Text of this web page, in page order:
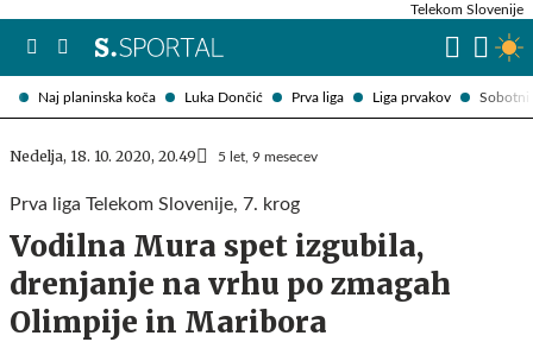
Naj planinska koča Luka Dončić Prva liga Liga prvakov Sobotni
Telekom Slovenije
Nedelja, 18. 10. 2020, 20.49 5 let, 9 mesecev
Prva liga Telekom Slovenije, 7. krog
Vodilna Mura spet izgubila,
drenjanje na vrhu po zmagah
Olimpije in Maribora